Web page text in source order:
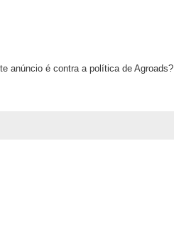
anúncio é contra a política de Agroads?